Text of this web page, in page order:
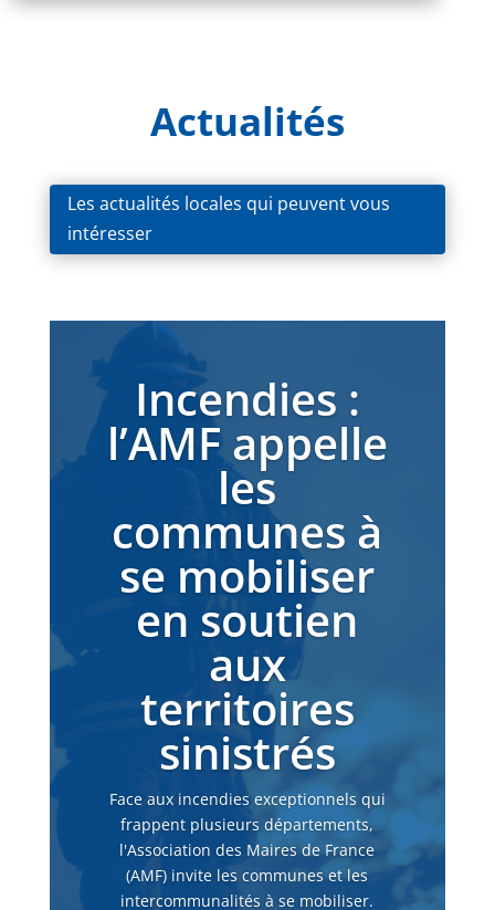
Actualités
Les actualités locales qui peuvent vous
intéresser
Incendies :
l’AMF appelle
les
communes à
se mobiliser
en soutien
aux
territoires
sinistrés
Face aux incendies exceptionnels qui
frappent plusieurs départements,
l'Association des Maires de France
(AMF) invite les communes et les
intercommunalités à se mobiliser.